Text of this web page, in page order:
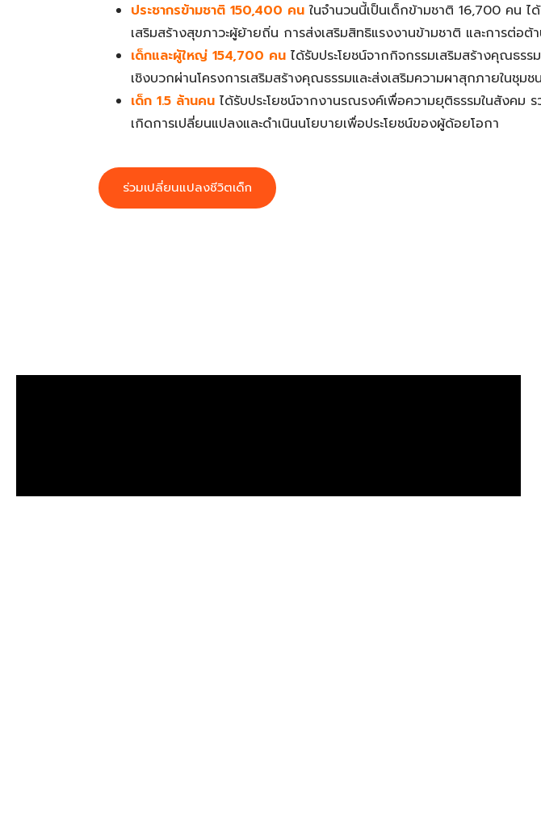
ประชากรข้ามชาติ 150,400 คน ในจำนวนนี้เป็นเด็กข้ามชาติ 16,700 คน ไ
เสริมสร้างสุขภาวะผู้ย้ายถิ่น การส่งเสริมสิทธิแรงงานข้ามชาติ และการต่อต้
เด็กและผู้ใหญ่ 154,700 คน ได้รับประโยชน์จากกิจกรรมเสริมสร้างคุณธร
เชิงบวกผ่านโครงการเสริมสร้างคุณธรรมและส่งเสริมความผาสุกภายในชุมชน
เด็ก 1.5 ล้านคน ได้รับประโยชน์จากงานรณรงค์เพื่อความยุติธรรมในสังคม
เกิดการเปลี่ยนแปลงและดำเนินนโยบายเพื่อประโยชน์ของผู้ด้อยโอกา
ร่วมเปลี่ยนแปลงชีวิตเด็ก